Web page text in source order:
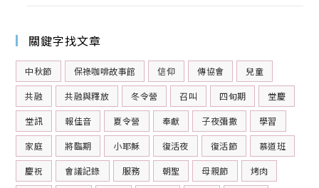
關鍵字找文章
中秋節 保祿咖啡故事館 信仰 傳協會 兒童
共融 共融與釋放 冬令營 召叫 四旬期 堂慶
堂訊 報佳音 夏令營 奉獻 子夜彌撒 學習
家庭 將臨期 小耶穌 復活夜 復活節 慕道班
慶祝 會議記錄 服務 朝聖 母親節 烤肉